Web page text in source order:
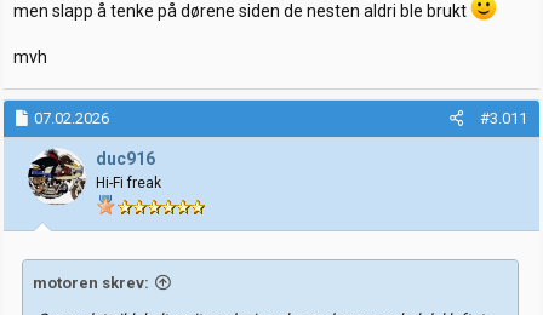
men slapp å tenke på dørene siden de nesten aldri ble brukt
mvh
07.02.2026 #3.011
duc916
Hi-Fi freak
motoren skrev: